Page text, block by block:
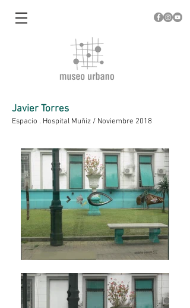
Javier Torres
Espacio . Hospital Muñiz / Noviembre 2018